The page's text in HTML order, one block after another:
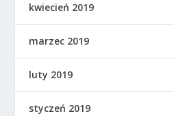
kwiecień 2019
marzec 2019
luty 2019
styczeń 2019